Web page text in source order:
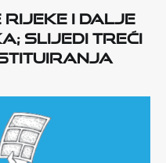
i dalje
slijedi treći